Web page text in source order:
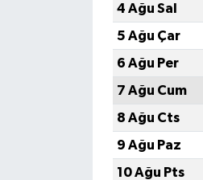
4 Ağu Sal
5 Ağu Çar
6 Ağu Per
7 Ağu Cum
8 Ağu Cts
9 Ağu Paz
10 Ağu Pts